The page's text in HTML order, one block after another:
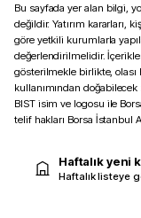
Bu sayfada yer alan bilgi,
değildir. Yatırım
göre yetkili kurumlarla
değerlendirilmelidir.
gösterilmekle birlikte,
kullanımından
BIST isim ve logosu ile
telif hakları Borsa İstanbul
Haftalık yeni
Haftalık listeye